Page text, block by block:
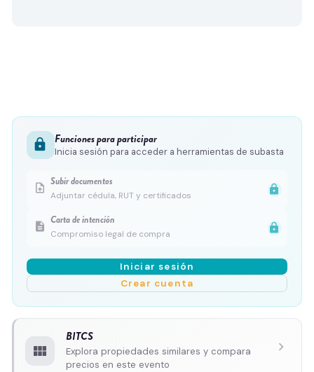
lock Funciones para participar
Inicia sesión para acceder a herramientas de subasta
upload_file Subir documentos
Adjuntar cédula, RUT y certificados
lock
description Carta de intención
Compromiso legal de compra
lock
Iniciar sesión
Crear cuenta
view_module
BITCS
Explora propiedades similares y compara
precios en este evento
chevron_right